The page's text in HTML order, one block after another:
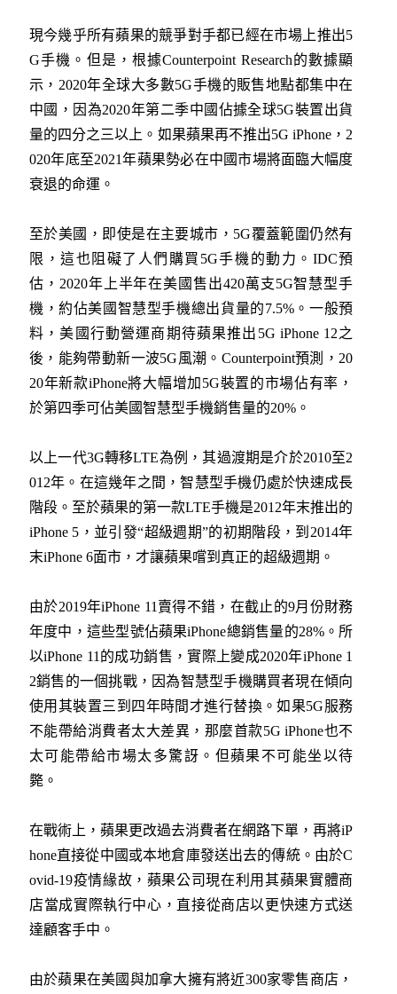
現今幾乎所有蘋果的競爭對手都已經在市場上推出5
G手機。但是，根據Counterpoint Research的數據顯
示，2020年全球大多數5G手機的販售地點都集中在
中國，因為2020年第二季中國佔據全球5G裝置出貨
量的四分之三以上。如果蘋果再不推出5G iPhone，2
020年底至2021年蘋果勢必在中國市場將面臨大幅度
衰退的命運。
至於美國，即使是在主要城市，5G覆蓋範圍仍然有
限，這也阻礙了人們購買5G手機的動力。IDC預
估，2020年上半年在美國售出420萬支5G智慧型手
機，約佔美國智慧型手機總出貨量的7.5%。一般預
料，美國行動營運商期待蘋果推出5G iPhone 12之
後，能夠帶動新一波5G風潮。Counterpoint預測，20
20年新款iPhone將大幅增加5G裝置的市場佔有率，
於第四季可佔美國智慧型手機銷售量的20%。
以上一代3G轉移LTE為例，其過渡期是介於2010至2
012年。在這幾年之間，智慧型手機仍處於快速成長
階段。至於蘋果的第一款LTE手機是2012年末推出的
iPhone 5，並引發“超級週期”的初期階段，到2014年
末iPhone 6面市，才讓蘋果嚐到真正的超級週期。
由於2019年iPhone 11賣得不錯，在截止的9月份財務
年度中，這些型號佔蘋果iPhone總銷售量的28%。所
以iPhone 11的成功銷售，實際上變成2020年iPhone 1
2銷售的一個挑戰，因為智慧型手機購買者現在傾向
使用其裝置三到四年時間才進行替換。如果5G服務
不能帶給消費者太大差異，那麼首款5G iPhone也不
太可能帶給市場太多驚訝。但蘋果不可能坐以待
斃。
在戰術上，蘋果更改過去消費者在網路下單，再將iP
hone直接從中國或本地倉庫發送出去的傳統。由於C
ovid-19疫情緣故，蘋果公司現在利用其蘋果實體商
店當成實際執行中心，直接從商店以更快速方式送
達顧客手中。
由於蘋果在美國與加拿大擁有將近300家零售商店，